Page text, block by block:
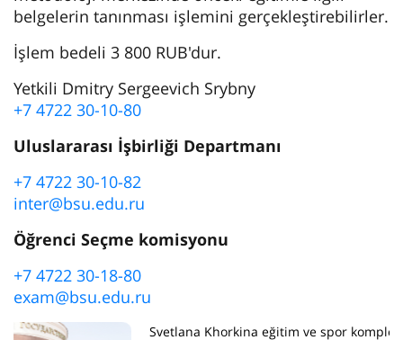
belgelerin tanınması işlemini gerçekleştirebilirler.
İşlem bedeli 3 800 RUB'dur.
Yetkili Dmitry Sergeevich Srybny
+7 4722 30-10-80
Uluslararası İşbirliği Departmanı
+7 4722 30-10-82
inter@bsu.edu.ru
Öğrenci Seçme komisyonu
+7 4722 30-18-80
exam@bsu.edu.ru